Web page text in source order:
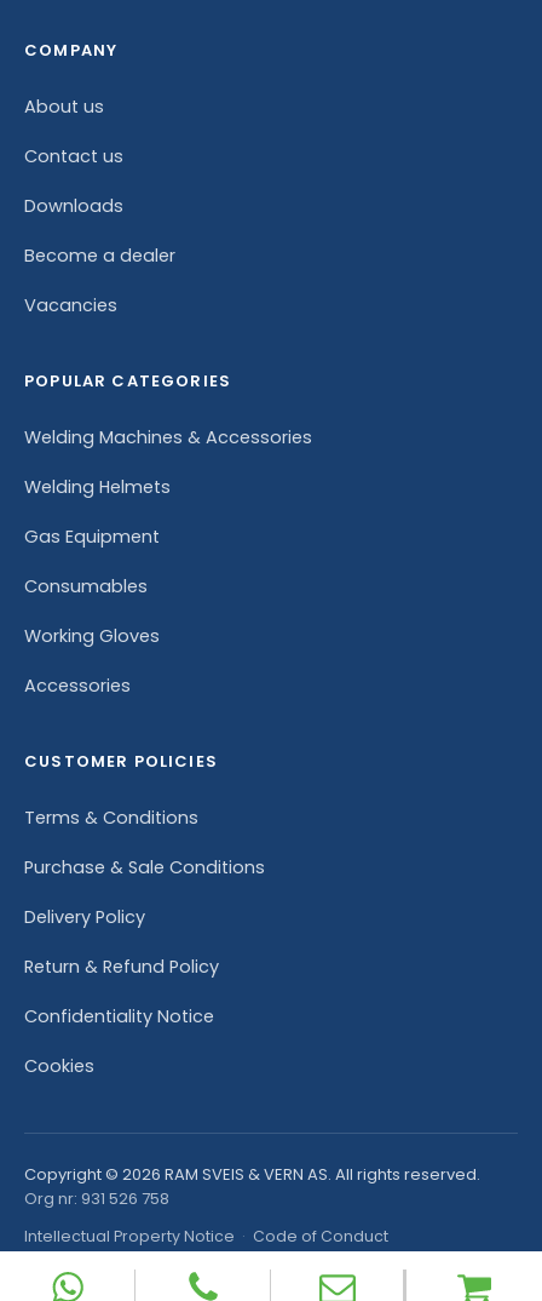
COMPANY
About us
Contact us
Downloads
Become a dealer
Vacancies
POPULAR CATEGORIES
Welding Machines & Accessories
Welding Helmets
Gas Equipment
Consumables
Working Gloves
Accessories
CUSTOMER POLICIES
Terms & Conditions
Purchase & Sale Conditions
Delivery Policy
Return & Refund Policy
Confidentiality Notice
Cookies
Copyright © 2026 RAM SVEIS & VERN AS. All rights reserved.
Org nr: 931 526 758
Intellectual Property Notice · Code of Conduct